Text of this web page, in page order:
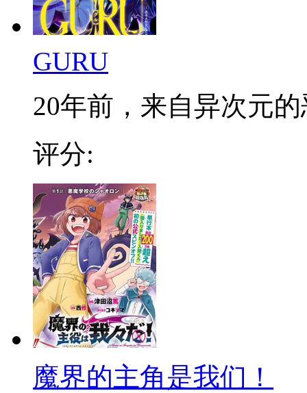
GURU
20年前，来自异次元
评分:
魔界的主角是我们！